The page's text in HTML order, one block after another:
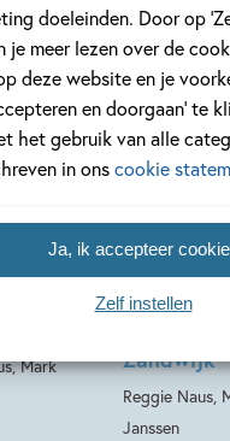
doeleinden. Door op
je meer lezen over de
deze website en je
en doorgaan’ te
het gebruik van alle
in onscookie
Ja, ik accepteer
Zelf instellen
7 – De
Mark
hiernaast 6
hiernaast:
Zandwijk
Reggie Naus,
Janssen
7,99
E-book